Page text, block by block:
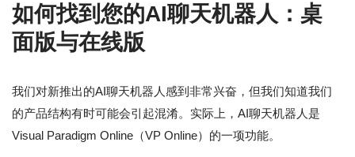
如何找到您的AI聊天机器人：桌
面版与在线版
我们对新推出的AI聊天机器人感到非常兴奋，但我们知道我们
的产品结构有时可能会引起混淆。实际上，AI聊天机器人是
Visual Paradigm Online（VP Online）的一项功能。